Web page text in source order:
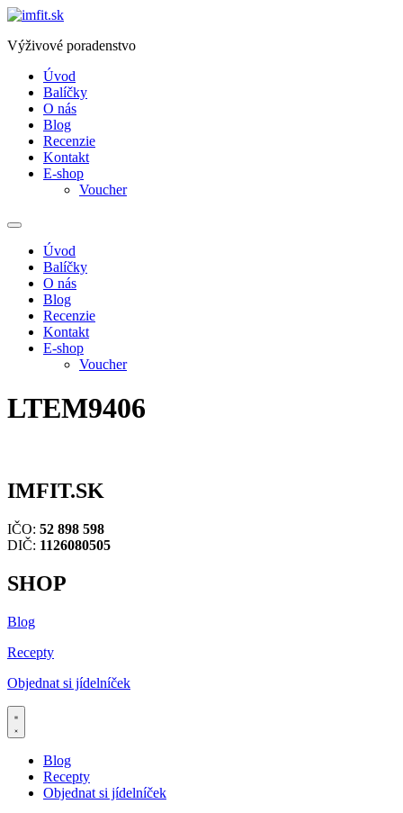
Přejít
obsahu
Výživové poradenstvo
Úvod
Balíčky
O nás
Blog
Recenzie
Kontakt
E-shop
Voucher
Úvod
Balíčky
O nás
Blog
Recenzie
Kontakt
E-shop
Voucher
LTEM9406
IMFIT.SK
IČO: 52 898 598
DIČ: 1126080505
SHOP
Blog
Recepty
Objednat si jídelníček
Blog
Recepty
Objednat si jídelníček